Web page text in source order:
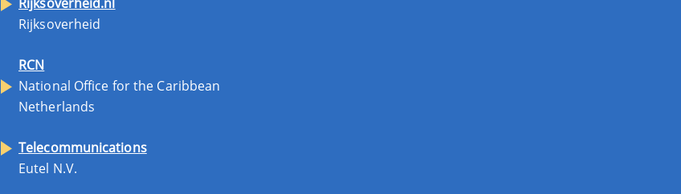
Rijksoverheid
RCN
National Office for the Caribbean
Netherlands
Telecommunications
Eutel N.V.